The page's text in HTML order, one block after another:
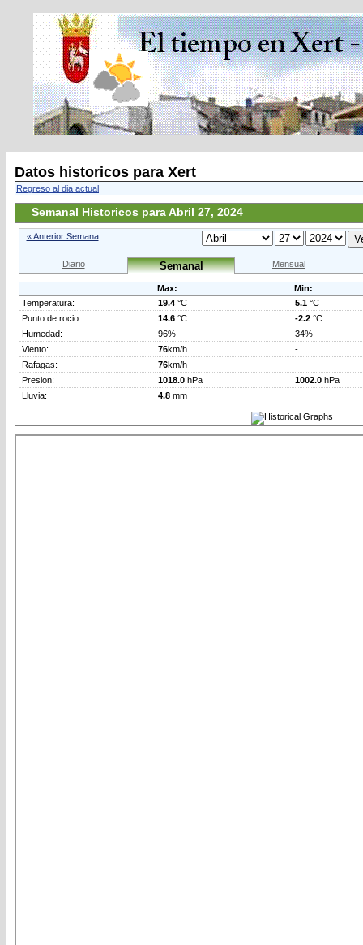
Datos historicos para Xert
Regreso al dia actual
Semanal Historicos para Abril 27, 2024
« Anterior Semana
Diario Semanal Mensual
Max:
Min:
Temperatura:
19.4 °C 5.1 °C
Punto de rocio:
14.6 °C -2.2 °C
Humedad:
96%
34%
Viento:
76km/h
-
Rafagas:
76km/h
-
Presion:
1018.0 hPa 1002.0 hPa
Lluvia:
4.8 mm